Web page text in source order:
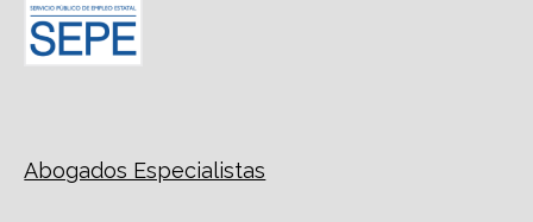
Abogados Especialistas